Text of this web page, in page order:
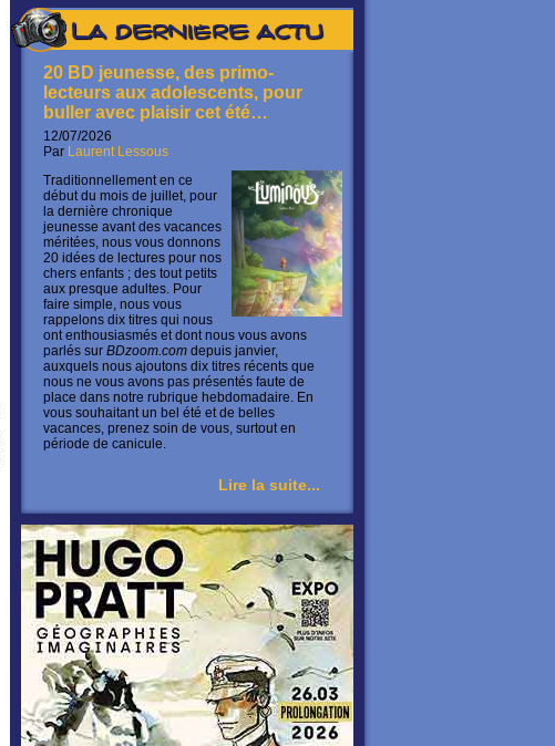
La dernière actu
20 BD jeunesse, des primo-
lecteurs aux adolescents, pour
buller avec plaisir cet été…
12/07/2026
Par Laurent Lessous
Traditionnellement en ce
début du mois de juillet, pour
la dernière chronique
jeunesse avant des vacances
méritées, nous vous donnons
20 idées de lectures pour nos
chers enfants ; des tout petits
aux presque adultes. Pour
faire simple, nous vous
rappelons dix titres qui nous
ont enthousiasmés et dont nous vous avons
parlés sur BDzoom.com depuis janvier,
auxquels nous ajoutons dix titres récents que
nous ne vous avons pas présentés faute de
place dans notre rubrique hebdomadaire. En
vous souhaitant un bel été et de belles
vacances, prenez soin de vous, surtout en
période de canicule.
Lire la suite...